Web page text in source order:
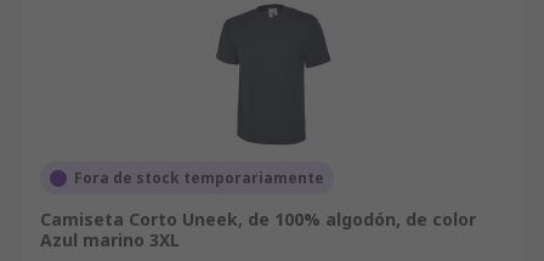
Fora de stock temporariamente
Camiseta Corto Uneek, de 100% algodón, de color
Azul marino 3XL